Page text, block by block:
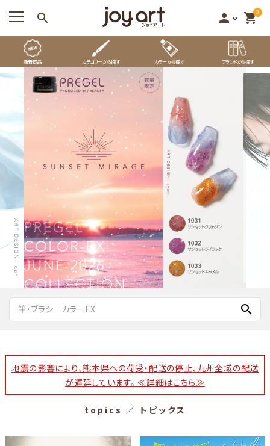
search person 0
shopping_cart
新着商品 カテゴリーから探す カラーから探す ブランドから探す
search
地震の影響により、熊本県への荷受・配送の停止、九州全域の配送
が遅延しています。 ≪詳細はこちら≫
topics ／ トピックス